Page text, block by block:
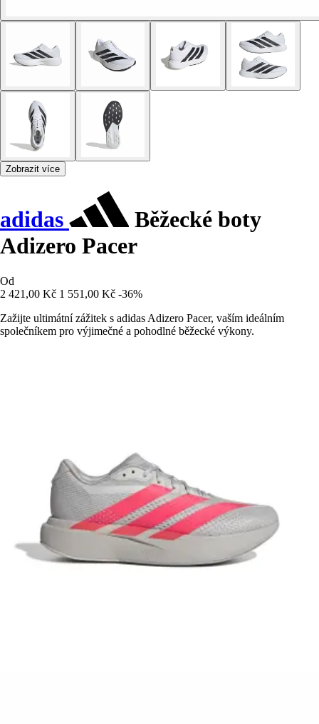
Zobrazit více
adidas
Běžecké boty
Adizero Pacer
Od
2 421,00 Kč 1 551,00 Kč -36%
Zažijte ultimátní zážitek s adidas Adizero Pacer, vaším ideálním
společníkem pro výjimečné a pohodlné běžecké výkony.